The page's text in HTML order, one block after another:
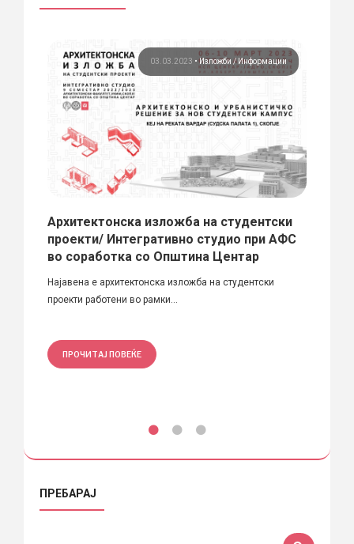
03.03.2023 • Изложби Информации
Архитектонска изложба на студентски
проекти/ Интегративно студио при АФС
во соработка со Општина Центар
Најавена е архитектонска изложба на студентски
проекти работени во рамки...
ПРОЧИТАЈ ПОВЕЌЕ
ПРЕБАРАЈ